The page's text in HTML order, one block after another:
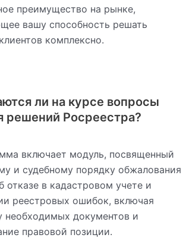
преимущество на рынке,
вашу способность решать
комплексно.
ли на курсе вопросы
решений Росреестра?
включает модуль, посвященный
и судебному порядку обжалования
отказе в кадастровом учете и
реестровых ошибок, включая
необходимых документов и
правовой позиции.